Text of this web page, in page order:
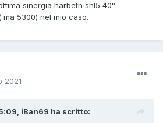
sinergia harbeth shl5 40°
5300) nel mio caso.
2021
iBan69 ha scritto: